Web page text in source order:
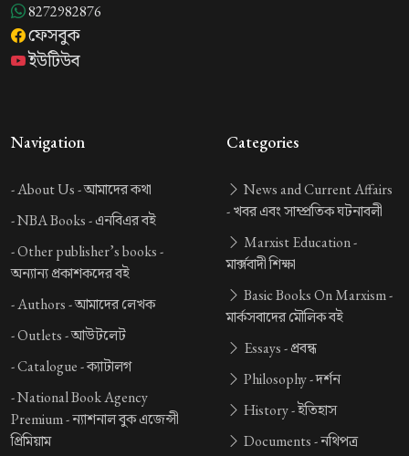
8272982876
ফেসবুক
ইউটিউব
Navigation
-About Us -আমাদের কথা
-NBA Books -এনবিএর বই
-Other publisher’s books -
অন্যান্য প্রকাশকদের বই
-Authors -আমাদের লেখক
-Outlets -আউটলেট
-Catalogue -ক্যাটালগ
-National Book Agency
Premium -ন্যাশনাল বুক এজেন্সী
প্রিমিয়াম
Categories
News and Current Affairs
-খবর এবং সাম্প্রতিক ঘটনাবলী
Marxist Education -
মার্ক্সবাদী শিক্ষা
Basic Books On Marxism -
মার্কসবাদের মৌলিক বই
Essays -প্রবন্ধ
Philosophy -দর্শন
History -ইতিহাস
Documents -নথিপত্র